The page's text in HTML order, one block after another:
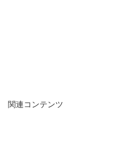
関連コンテンツ